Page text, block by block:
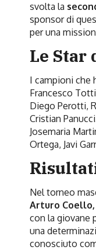
svolta la
sponsor di
per una
Le Star
I campioni che
Francesco
Diego Perotti,
Cristian
Josemaria
Ortega, Javi
Nel torneo
Arturo
con la giovane
una
conosciuto